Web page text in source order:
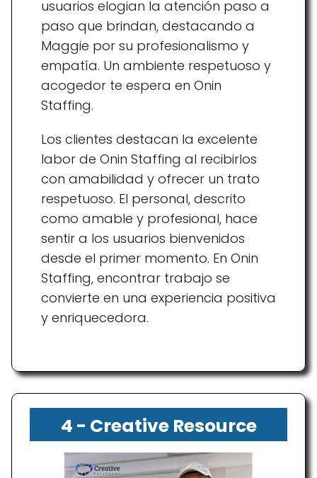
usuarios elogian la atención paso a
paso que brindan, destacando a
Maggie por su profesionalismo y
empatía. Un ambiente respetuoso y
acogedor te espera en Onin
Staffing.
Los clientes destacan la excelente
labor de Onin Staffing al recibirlos
con amabilidad y ofrecer un trato
respetuoso. El personal, descrito
como amable y profesional, hace
sentir a los usuarios bienvenidos
desde el primer momento. En Onin
Staffing, encontrar trabajo se
convierte en una experiencia positiva
y enriquecedora.
4 - Creative Resource
Personnel